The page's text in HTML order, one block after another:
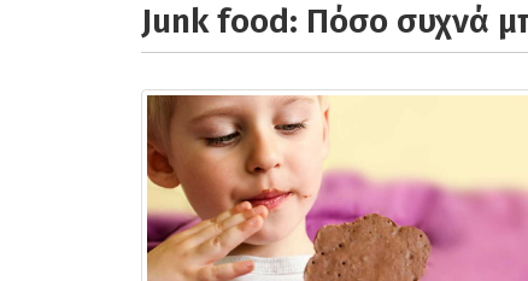
Junk food: Πόσο συχνά